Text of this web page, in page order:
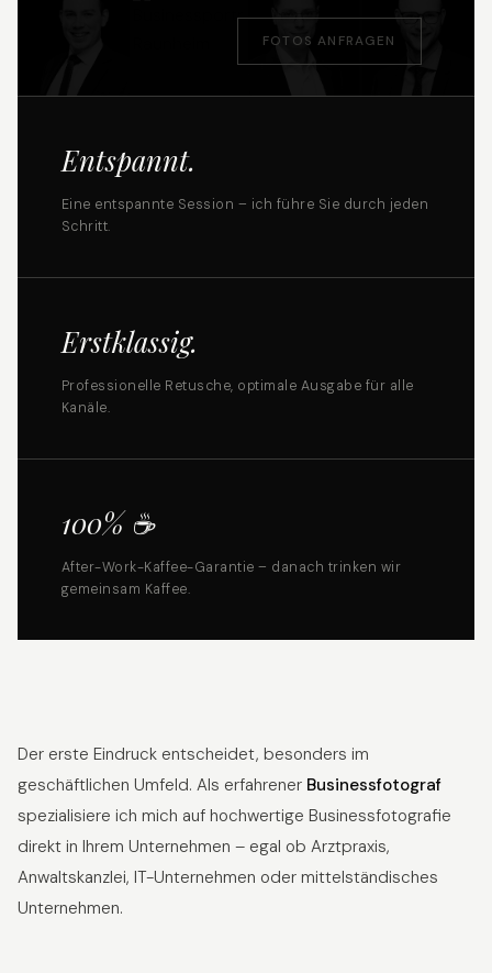
FOTOS ANFRAGEN
Entspannt.
Eine entspannte Session – ich führe Sie durch jeden
Schritt.
Erstklassig.
Professionelle Retusche, optimale Ausgabe für alle
Kanäle.
100% ☕
After-Work-Kaffee-Garantie – danach trinken wir
gemeinsam Kaffee.
Der erste Eindruck entscheidet, besonders im
geschäftlichen Umfeld. Als erfahrener Businessfotograf
spezialisiere ich mich auf hochwertige Businessfotografie
direkt in Ihrem Unternehmen – egal ob Arztpraxis,
Anwaltskanzlei, IT-Unternehmen oder mittelständisches
Unternehmen.